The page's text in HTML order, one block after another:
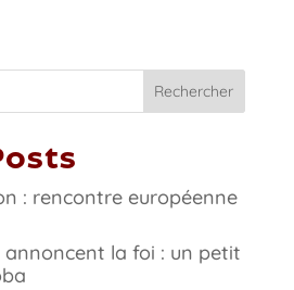
Rechercher
: rencontre européenne
annoncent la foi : un petit